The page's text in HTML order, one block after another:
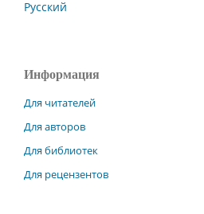
Русский
Информация
Для читателей
Для авторов
Для библиотек
Для рецензентов